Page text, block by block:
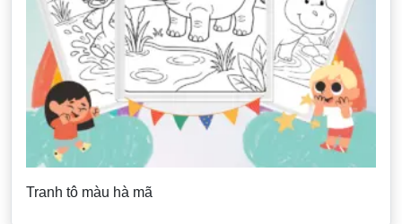
Tranh tô màu hà mã